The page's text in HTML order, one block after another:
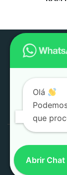
Estoque SJC
Olá
que
Abrir Chat